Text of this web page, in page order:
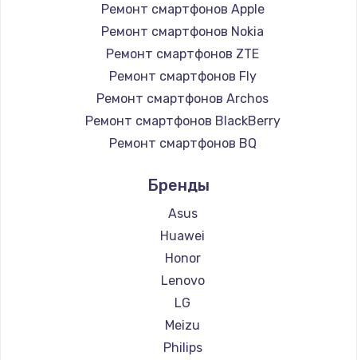
Ремонт смартфонов Apple
Ремонт смартфонов Nokia
Ремонт смартфонов ZTE
Ремонт смартфонов Fly
Ремонт смартфонов Archos
Ремонт смартфонов BlackBerry
Ремонт смартфонов BQ
Ремонт смартфонов Digma
Ремонт смартфонов Ginzzu
Ремонт смартфонов Highscreen
Ремонт смартфонов Irbis
Ремонт смартфонов Kyocera
Ремонт смартфонов LeEco
Ремонт смартфонов OnePlus
Ремонт смартфонов teXet
Бренды
Asus
Huawei
Honor
Lenovo
LG
Meizu
Philips